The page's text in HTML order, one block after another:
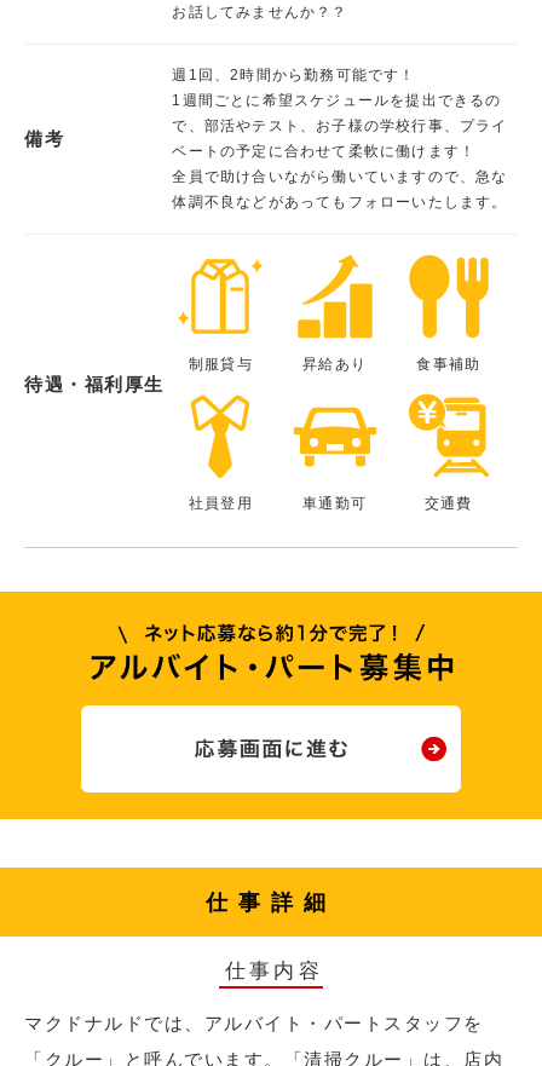
お話してみませんか？？
備考
週1回、2時間から勤務可能です！
1週間ごとに希望スケジュールを提出できるの
で、部活やテスト、お子様の学校行事、プライ
ベートの予定に合わせて柔軟に働けます！
全員で助け合いながら働いていますので、急な
体調不良などがあってもフォローいたします。
待遇・福利厚生
制服貸与 昇給あり 食事補助
社員登用 車通勤可 交通費
仕事詳細
仕事内容
マクドナルドでは、アルバイト・パートスタッフを
「クルー」と呼んでいます。「清掃クルー」は、店内